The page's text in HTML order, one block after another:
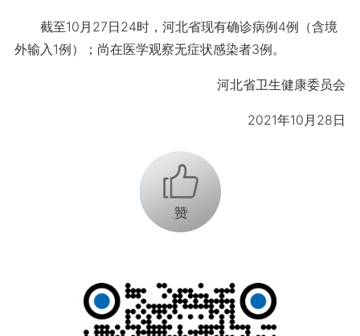
截至10月27日24时，河北省现有确诊病例4例（含境
外输入1例）；尚在医学观察无症状感染者3例。
河北省卫生健康委员会
2021年10月28日
+1